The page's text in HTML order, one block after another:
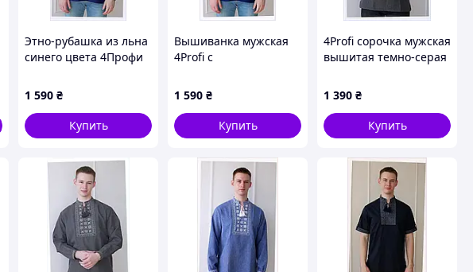
Этно-рубашка из льна
синего цвета 4Профи
1 590 ₴
Купить
Вышиванка мужская
4Profi с
узором 86139EC1K4
1 590 ₴
Купить
4Profi сорочка мужская
вышитая темно-серая
1 390 ₴
Купить